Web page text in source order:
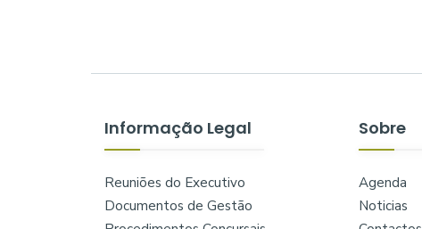
Informação Legal
Reuniões do Executivo
Documentos de Gestão
Sobre
Agenda
Noticias